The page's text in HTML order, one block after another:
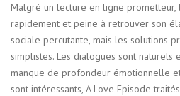
Malgré un lecture en ligne prometteur,
rapidement et peine à retrouver son
sociale percutante, mais les solutions
simplistes. Les dialogues sont naturels
manque de profondeur émotionnelle
sont intéressants, A Love Episode